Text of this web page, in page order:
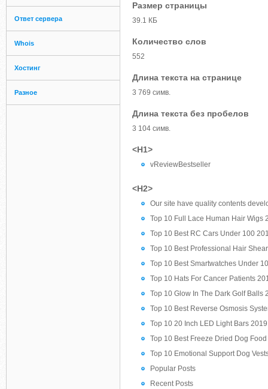
Ответ сервера
Whois
Хостинг
Разное
Размер страницы
39.1 КБ
Количество слов
552
Длина текста на странице
3 769 симв.
Длина текста без пробелов
3 104 симв.
<H1>
vReviewBestseller
<H2>
Our site have quality contents
Top 10 Full Lace Human Hair Wigs
Top 10 Best RC Cars Under 100
Top 10 Best Professional Hair
Top 10 Best Smartwatches Under
Top 10 Hats For Cancer Patients
Top 10 Glow In The Dark Golf Balls
Top 10 Best Reverse Osmosis
Top 10 20 Inch LED Light Bars
Top 10 Best Freeze Dried Dog
Top 10 Emotional Support Dog
Popular Posts
Recent Posts